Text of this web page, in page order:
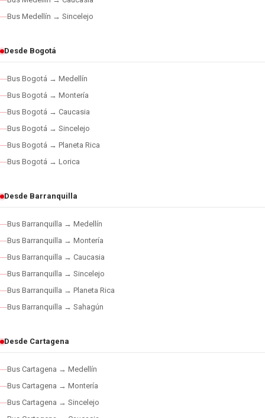
Bus Medellín → Sincelejo
Desde Bogotá
Bus Bogotá → Medellín
Bus Bogotá → Montería
Bus Bogotá → Caucasia
Bus Bogotá → Sincelejo
Bus Bogotá → Planeta Rica
Bus Bogotá → Lorica
Desde Barranquilla
Bus Barranquilla → Medellín
Bus Barranquilla → Montería
Bus Barranquilla → Caucasia
Bus Barranquilla → Sincelejo
Bus Barranquilla → Planeta Rica
Bus Barranquilla → Sahagún
Desde Cartagena
Bus Cartagena → Medellín
Bus Cartagena → Montería
Bus Cartagena → Sincelejo